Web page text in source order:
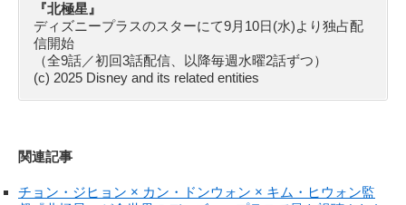
『北極星』
ディズニープラスのスターにて9月10日(水)より独占配
信開始
（全9話／初回3話配信、以降毎週水曜2話ずつ）
(c) 2025 Disney and its related entities
関連記事
チョン・ジヒョン × カン・ドンウォン × キム・ヒウォン監